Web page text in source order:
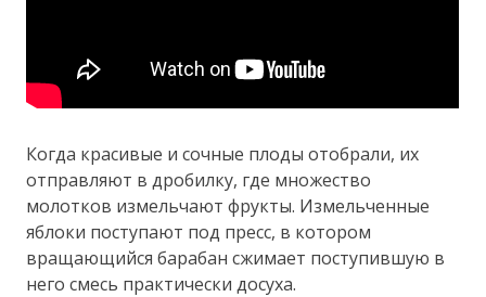
Когда красивые и сочные плоды отобрали, их
отправляют в дробилку, где множество
молотков измельчают фрукты. Измельченные
яблоки поступают под пресс, в котором
вращающийся барабан сжимает поступившую в
него смесь практически досуха.